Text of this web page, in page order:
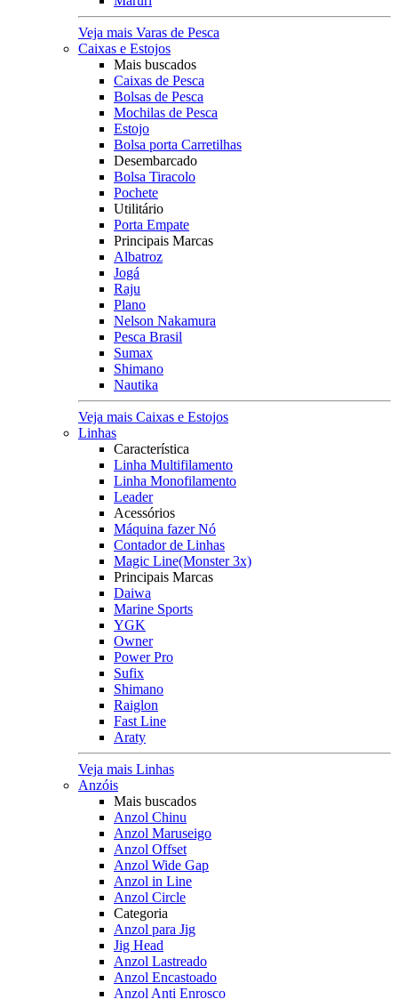
Veja mais Varas de Pesca
Caixas e Estojos
Mais buscados
Caixas de Pesca
Bolsas de Pesca
Mochilas de Pesca
Estojo
Bolsa porta Carretilhas
Desembarcado
Bolsa Tiracolo
Pochete
Utilitário
Porta Empate
Principais Marcas
Albatroz
Jogá
Raju
Plano
Nelson Nakamura
Pesca Brasil
Sumax
Shimano
Nautika
Veja mais Caixas e Estojos
Linhas
Característica
Linha Multifilamento
Linha Monofilamento
Leader
Acessórios
Máquina fazer Nó
Contador de Linhas
Magic Line(Monster 3x)
Principais Marcas
Daiwa
Marine Sports
YGK
Owner
Power Pro
Sufix
Shimano
Raiglon
Fast Line
Araty
Veja mais Linhas
Anzóis
Mais buscados
Anzol Chinu
Anzol Maruseigo
Anzol Offset
Anzol Wide Gap
Anzol in Line
Anzol Circle
Categoria
Anzol para Jig
Jig Head
Anzol Lastreado
Anzol Encastoado
Anzol Anti Enrosco